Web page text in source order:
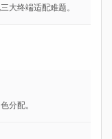
大终端适配难题。
分配。